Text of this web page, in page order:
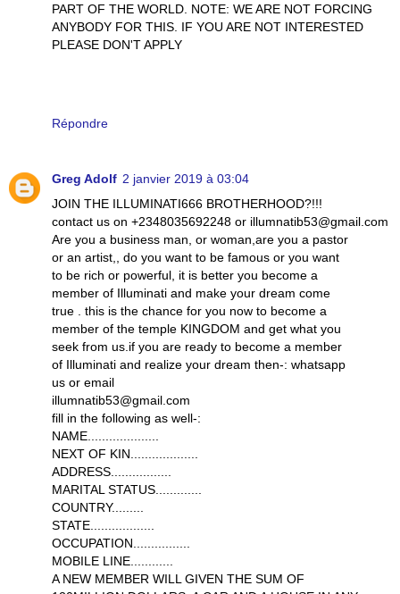
PART OF THE WORLD. NOTE: WE ARE NOT FORCING
ANYBODY FOR THIS. IF YOU ARE NOT INTERESTED
PLEASE DON'T APPLY
Répondre
Greg Adolf 2 janvier 2019 à 03:04
JOIN THE ILLUMINATI666 BROTHERHOOD?!!!
contact us on +2348035692248 or illumnatib53@gmail.com
Are you a business man, or woman,are you a pastor
or an artist,, do you want to be famous or you want
to be rich or powerful, it is better you become a
member of Illuminati and make your dream come
true . this is the chance for you now to become a
member of the temple KINGDOM and get what you
seek from us.if you are ready to become a member
of Illuminati and realize your dream then-: whatsapp
us or email
illumnatib53@gmail.com
fill in the following as well-:
NAME....................
NEXT OF KIN...................
ADDRESS.................
MARITAL STATUS.............
COUNTRY.........
STATE..................
OCCUPATION................
MOBILE LINE............
A NEW MEMBER WILL GIVEN THE SUM OF